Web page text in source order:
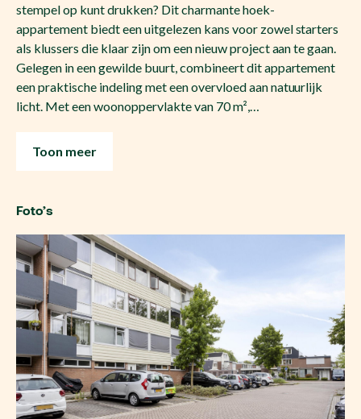
stempel op kunt drukken? Dit charmante hoek-
appartement biedt een uitgelezen kans voor zowel starters
als klussers die klaar zijn om een nieuw project aan te gaan.
Gelegen in een gewilde buurt, combineert dit appartement
een praktische indeling met een overvloed aan natuurlijk
licht. Met een woonoppervlakte van 70 m²,…
Toon meer
Foto’s